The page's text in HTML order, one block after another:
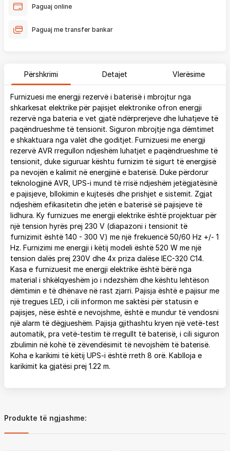
Paguaj online
Paguaj me transfer bankar
Përshkrimi Detajet Vlerësime
Furnizuesi me energji rezervë i baterisë i mbrojtur nga
shkarkesat elektrike për pajisjet elektronike ofron energji
rezervë nga bateria e vet gjatë ndërprerjeve dhe luhatjeve të
paqëndrueshme të tensionit. Siguron mbrojtje nga dëmtimet
e shkaktuara nga valët dhe goditjet. Furnizuesi me energji
rezervë AVR rregullon ndjeshëm luhatjet e paqëndrueshme të
tensionit, duke siguruar kështu furnizim të sigurt të energjisë
pa nevojën e kalimit në energjinë e baterisë. Duke përdorur
teknologjinë AVR, UPS-i mund të rrisë ndjeshëm jetëgjatësinë
e pajisjeve, bllokimin e kujtesës dhe prishjet e sistemit. Zgjat
ndjeshëm efikasitetin dhe jetën e baterisë së pajisjeve të
lidhura. Ky furnizues me energji elektrike është projektuar për
një tension hyrës prej 230 V (diapazoni i tensionit të
furnizimit është 140 - 300 V) me një frekuencë 50/60 Hz +/- 1
Hz. Furnizimi me energji i këtij modeli është 520 W me një
tension dalës prej 230V dhe 4x priza dalëse IEC-320 C14.
Kasa e furnizuesit me energji elektrike është bërë nga
material i shkëlqyeshëm jo i ndezshëm dhe kështu lehtëson
dëmtimin e të dhënave në rast zjarri. Pajisja është e pajisur me
një tregues LED, i cili informon me saktësi për statusin e
pajisjes, nëse është e nevojshme, është e mundur të vendosni
një alarm të dëgjueshëm. Pajisja gjithashtu kryen një vetë-test
automatik, pra vetë-testim të rregullt të baterisë, i cili siguron
zbulimin në kohë të zëvendësimit të nevojshëm të baterisë.
Koha e karikimi të këtij UPS-i është rreth 8 orë. Kablloja e
karikimit ka gjatësi prej 1.22 m.
Produkte të ngjashme: